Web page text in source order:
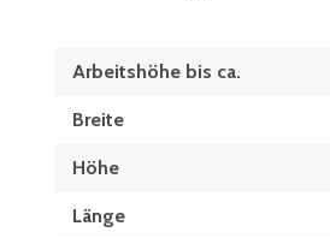
Arbeitshöhe bis ca.
Breite
Höhe
Länge